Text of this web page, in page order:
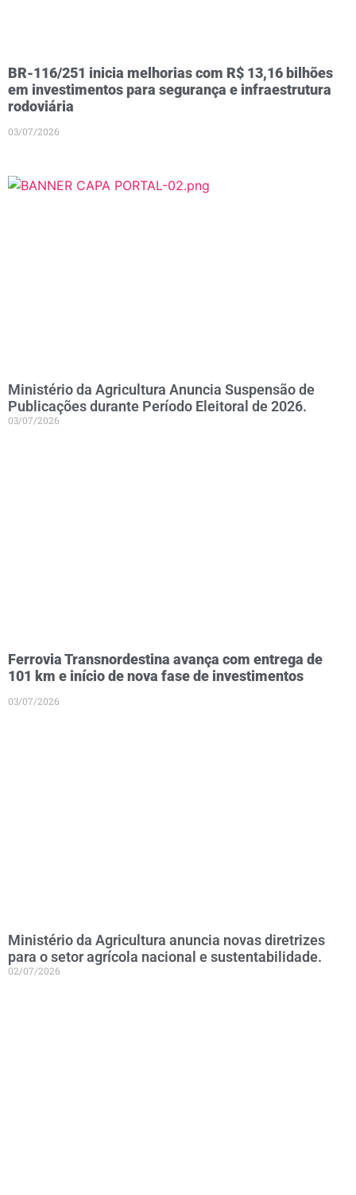
BR-116/251 inicia melhorias com R$ 13,16 bilhões
em investimentos para segurança e infraestrutura
rodoviária
03/07/2026
Ministério da Agricultura Anuncia Suspensão de
Publicações durante Período Eleitoral de 2026.
03/07/2026
Ferrovia Transnordestina avança com entrega de
101 km e início de nova fase de investimentos
03/07/2026
Ministério da Agricultura anuncia novas diretrizes
para o setor agrícola nacional e sustentabilidade.
02/07/2026